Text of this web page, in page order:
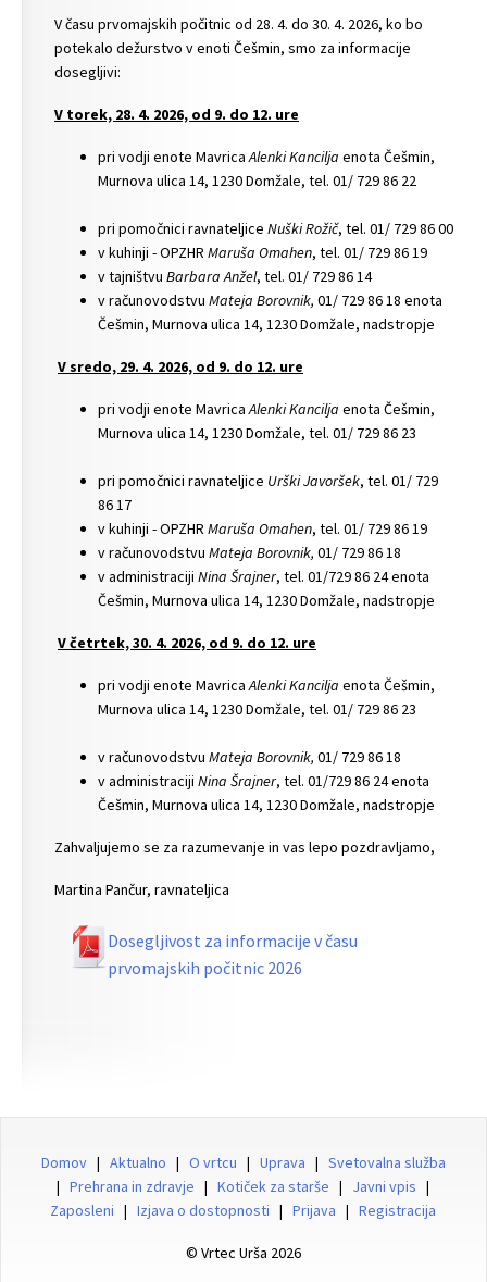
V času prvomajskih počitnic od 28. 4. do 30. 4. 2026, ko bo
potekalo dežurstvo v enoti Češmin, smo za informacije
dosegljivi:
V torek, 28. 4. 2026, od 9. do 12. ure
pri vodji enote MavricaAlenki Kancilja enota Češmin,
Murnova ulica 14, 1230 Domžale, tel. 01/ 729 86 22
pri pomočnici ravnateljice Nuški Rožič, tel. 01/ 729 86 00
v kuhinji - OPZHR Maruša Omahen, tel. 01/ 729 86 19
v tajništvu Barbara Anžel, tel. 01/ 729 86 14
v računovodstvu Mateja Borovnik, 01/ 729 86 18 enota
Češmin, Murnova ulica 14, 1230 Domžale, nadstropje
V sredo, 29. 4. 2026, od 9. do 12. ure
pri vodji enote MavricaAlenki Kancilja enota Češmin,
Murnova ulica 14, 1230 Domžale, tel. 01/ 729 86 23
pri pomočnici ravnateljice Urški Javoršek, tel. 01/ 729
86 17
v kuhinji - OPZHR Maruša Omahen, tel. 01/ 729 86 19
v računovodstvu Mateja Borovnik, 01/ 729 86 18
v administraciji Nina Šrajner, tel. 01/729 86 24 enota
Češmin, Murnova ulica 14, 1230 Domžale, nadstropje
V četrtek, 30. 4. 2026, od 9. do 12. ure
pri vodji enote MavricaAlenki Kancilja enota Češmin,
Murnova ulica 14, 1230 Domžale, tel. 01/ 729 86 23
v računovodstvu Mateja Borovnik, 01/ 729 86 18
v administraciji Nina Šrajner, tel. 01/729 86 24 enota
Češmin, Murnova ulica 14, 1230 Domžale, nadstropje
Zahvaljujemo se za razumevanje in vas lepo pozdravljamo,
Martina Pančur, ravnateljica
Dosegljivost za informacije v času
prvomajskih počitnic 2026
Domov | Aktualno | O vrtcu | Uprava | Svetovalna služba
|Prehrana in zdravje |Kotiček za starše | Javni vpis |
Zaposleni |Izjava o dostopnosti |Prijava |Registracija
© Vrtec Urša 2026